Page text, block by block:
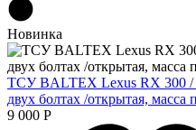
Новинка
ТСУ BALTEX Lexus RX 300 /
двух болтах /открытая, масса
9 000 Р